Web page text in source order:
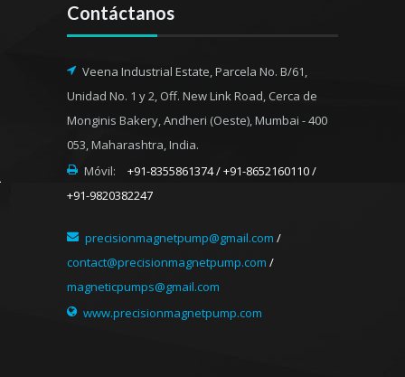
Contáctanos
Veena Industrial Estate, Parcela No. B/61,
Unidad No. 1 y 2, Off. New Link Road, Cerca de
Monginis Bakery, Andheri (Oeste), Mumbai - 400
053, Maharashtra, India.
Móvil:
+91-8355861374 / +91-8652160110 /
+91-9820382247
precisionmagnetpump@gmail.com /
contact@precisionmagnetpump.com /
magneticpumps@gmail.com
www.precisionmagnetpump.com